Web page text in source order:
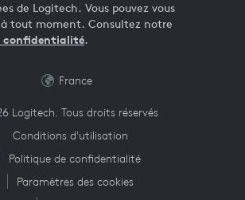
de Logitech. Vous pouvez vous
tout moment. Consultez notre
confidentialité.
Logitech. Tous droits réservés
Conditions d'utilisation
Politique de confidentialité
Paramètres des cookies
France